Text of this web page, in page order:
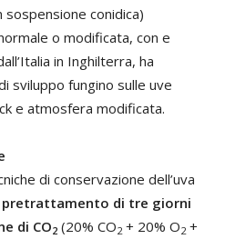
sospensione conidica)
o modificata, con e
in Inghilterra, ha
sviluppo fungino sulle uve
e atmosfera modificata.
di conservazione dell’uva
pretrattamento di tre giorni
di CO2 (20% CO2 + 20% O2 +